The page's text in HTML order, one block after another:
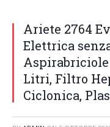
Ariete 2764
Elettrica
Aspirabriciole
Litri, Filtro
Ciclonica,